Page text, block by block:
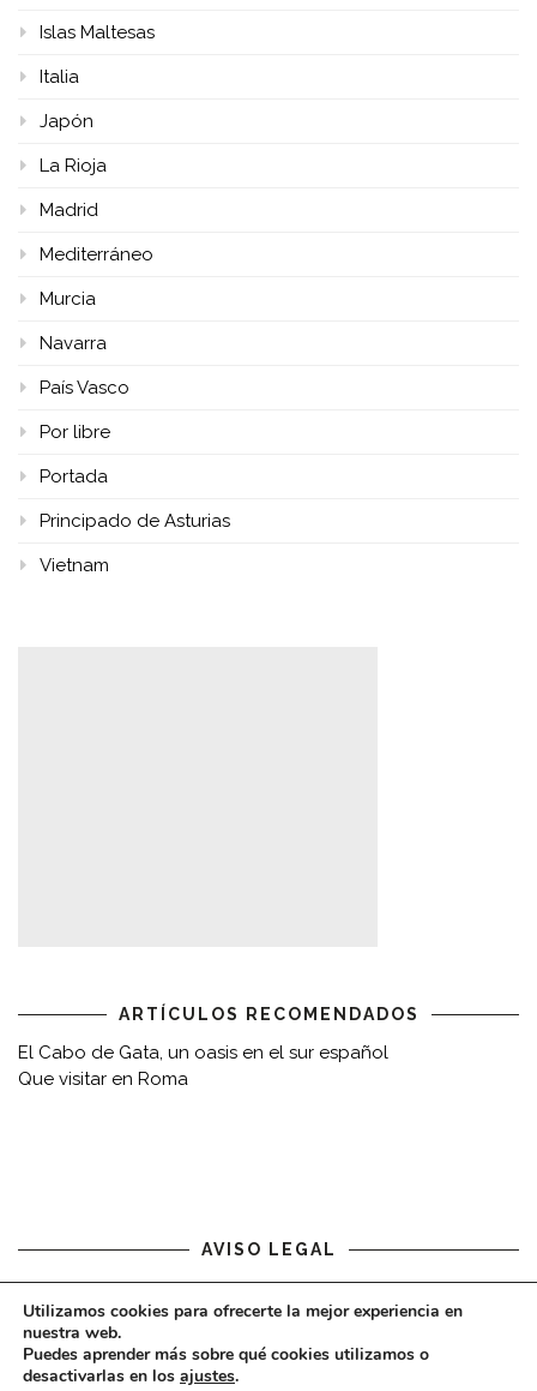
Islas Maltesas
Italia
Japón
La Rioja
Madrid
Mediterráneo
Murcia
Navarra
País Vasco
Por libre
Portada
Principado de Asturias
Vietnam
ARTÍCULOS RECOMENDADOS
El Cabo de Gata, un oasis en el sur español
Que visitar en Roma
AVISO LEGAL
Aviso legal
Utilizamos cookies para ofrecerte la mejor experiencia en
nuestra web.
Puedes aprender más sobre qué cookies utilizamos o
desactivarlas en los ajustes.